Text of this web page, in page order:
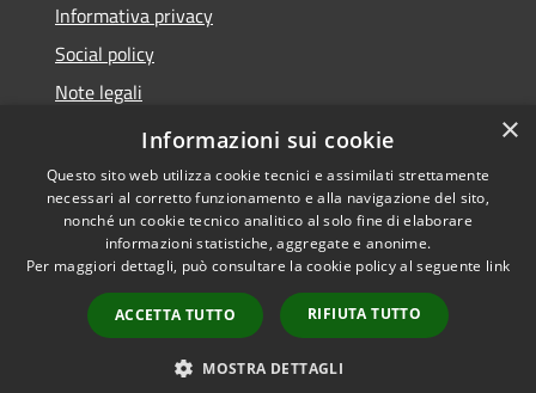
Informativa privacy
Social policy
Note legali
Dichiarazione di accessibilità
Accessibilità
Copyright © 2026 • Comune di
Sanremo • Powered by
Municipium•
Accesso
redazione
×
Informazioni sui cookie
Questo sito web utilizza cookie tecnici e assimilati strettamente
necessari al corretto funzionamento e alla navigazione del sito,
nonché un cookie tecnico analitico al solo fine di elaborare
informazioni statistiche, aggregate e anonime.
Per maggiori dettagli, può consultare la cookie policy al seguente link
ACCETTA TUTTO RIFIUTA TUTTO
MOSTRA DETTAGLI